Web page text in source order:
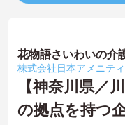
花物語さいわいの介
株式会社日本アメニテ
【神奈川県／
の拠点を持つ